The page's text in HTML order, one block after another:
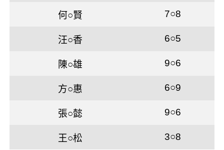
何○賢 7○8
汪○香 6○5
陳○雄 9○6
方○惠 6○9
張○懿 9○6
王○松 3○8